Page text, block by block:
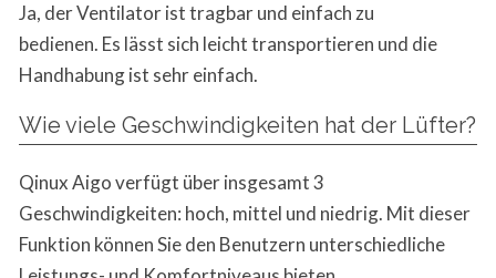
Ja, der Ventilator ist tragbar und einfach zu
bedienen. Es lässt sich leicht transportieren und die
Handhabung ist sehr einfach.
Wie viele Geschwindigkeiten hat der Lüfter?
Qinux Aigo verfügt über insgesamt 3
Geschwindigkeiten: hoch, mittel und niedrig. Mit dieser
Funktion können Sie den Benutzern unterschiedliche